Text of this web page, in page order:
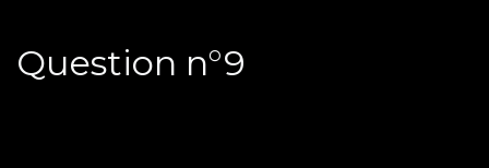
Question n°9